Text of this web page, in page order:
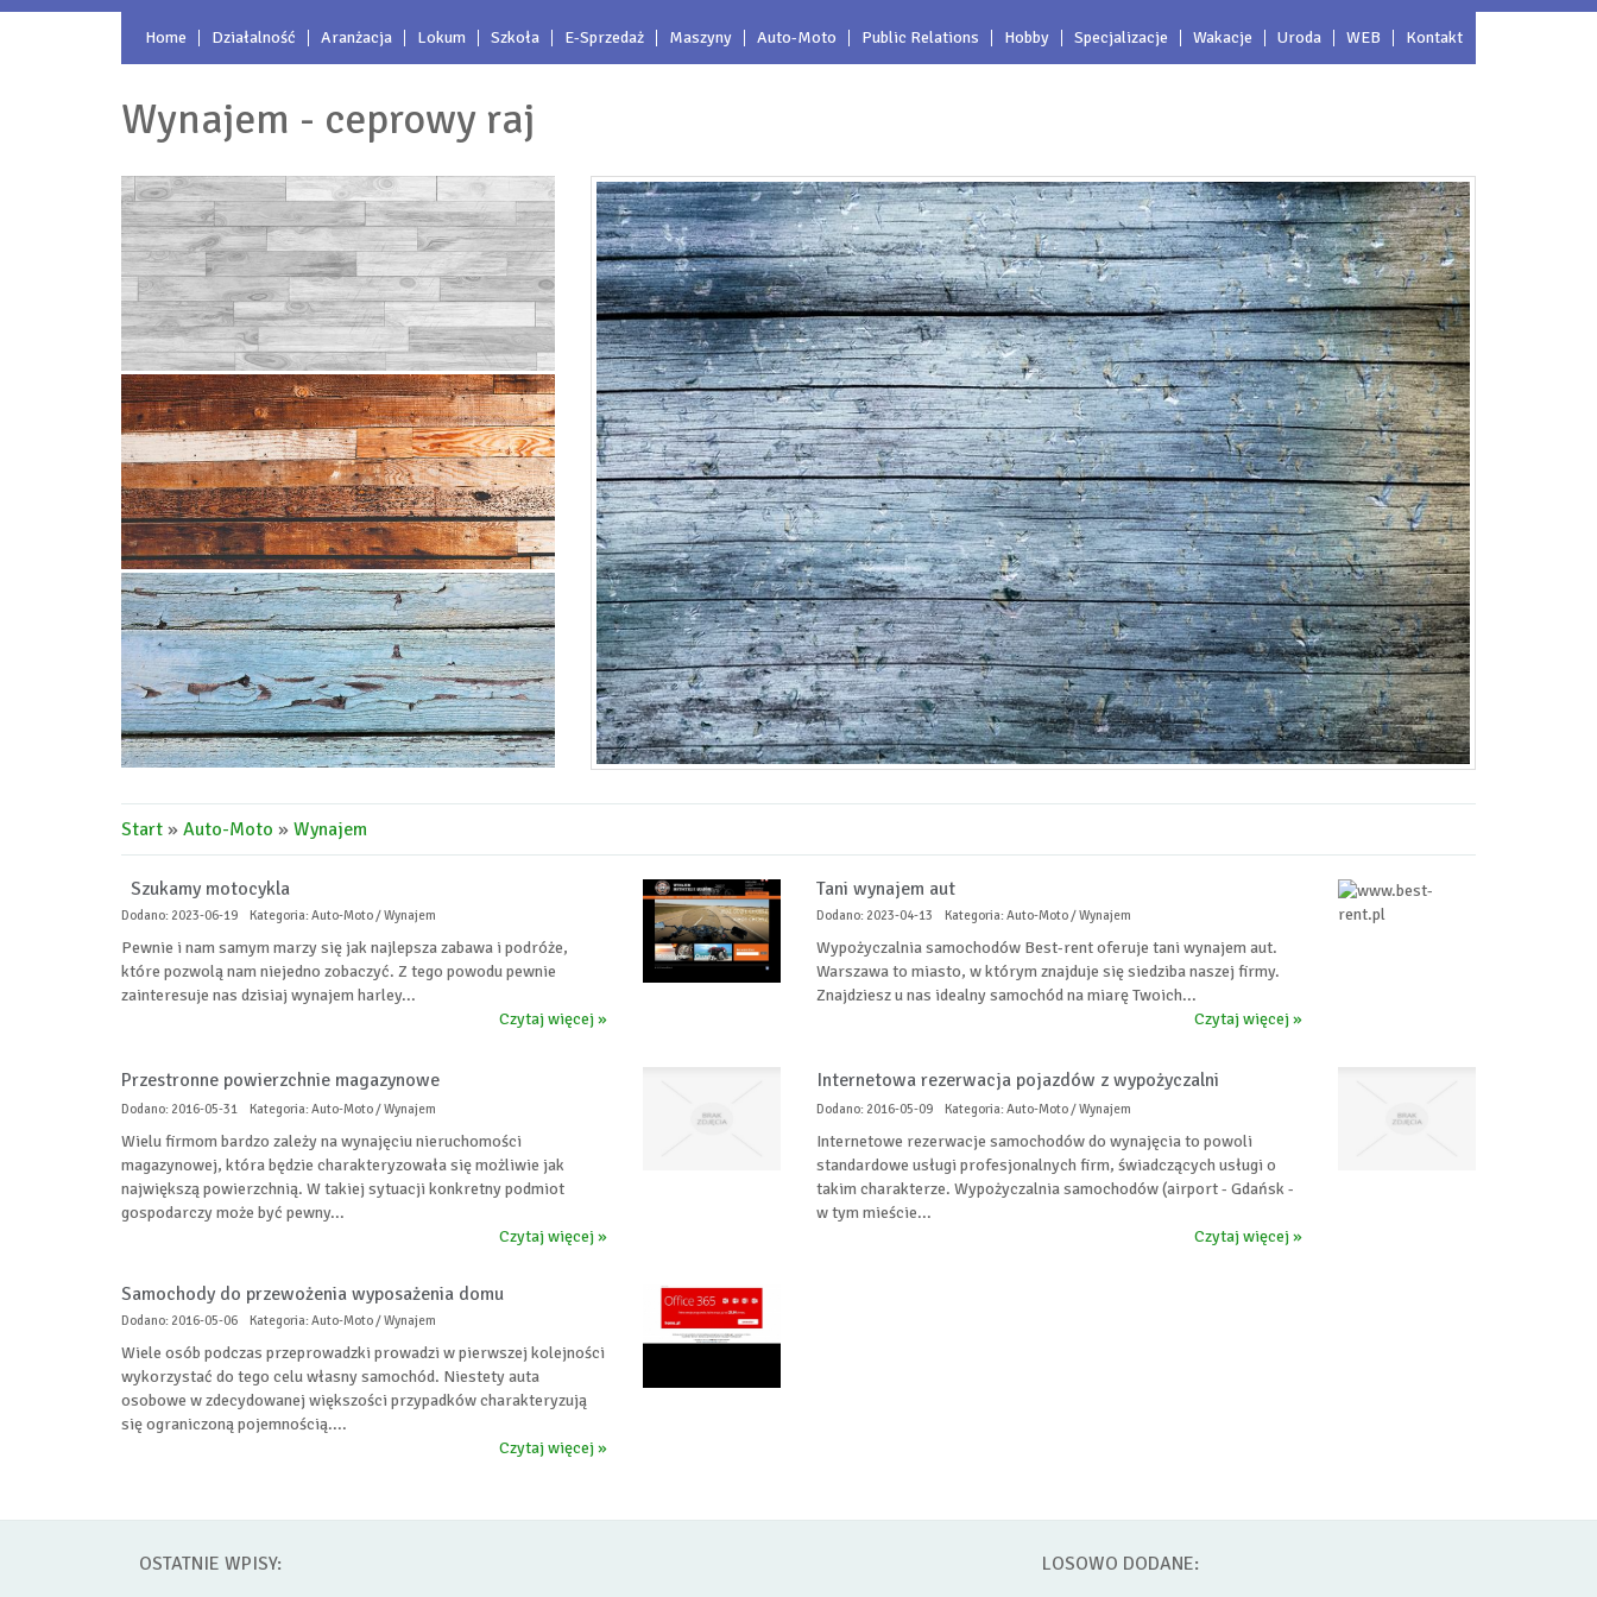
Home Działalność Aranżacja Lokum Szkoła E-Sprzedaż Maszyny Auto-Moto Public Relations Hobby Specjalizacje Wakacje Uroda WEB Kontakt
Wynajem - ceprowy raj
Start » Auto-Moto » Wynajem
Szukamy motocykla
Dodano: 2023-06-19 Kategoria: Auto-Moto / Wynajem
Pewnie i nam samym marzy się jak najlepsza zabawa i podróże,
które pozwolą nam niejedno zobaczyć. Z tego powodu pewnie
zainteresuje nas dzisiaj wynajem harley...
Czytaj więcej »
Tani wynajem aut
Dodano: 2023-04-13 Kategoria: Auto-Moto / Wynajem
Wypożyczalnia samochodów Best-rent oferuje tani wynajem aut.
Warszawa to miasto, w którym znajduje się siedziba naszej firmy.
Znajdziesz u nas idealny samochód na miarę Twoich...
Czytaj więcej »
Przestronne powierzchnie magazynowe
Dodano: 2016-05-31 Kategoria: Auto-Moto / Wynajem
Wielu firmom bardzo zależy na wynajęciu nieruchomości
magazynowej, która będzie charakteryzowała się możliwie jak
największą powierzchnią. W takiej sytuacji konkretny podmiot
gospodarczy może być pewny...
Czytaj więcej »
Internetowa rezerwacja pojazdów z wypożyczalni
Dodano: 2016-05-09 Kategoria: Auto-Moto / Wynajem
Internetowe rezerwacje samochodów do wynajęcia to powoli
standardowe usługi profesjonalnych firm, świadczących usługi o
takim charakterze. Wypożyczalnia samochodów (airport - Gdańsk -
w tym mieście...
Czytaj więcej »
Samochody do przewożenia wyposażenia domu
Dodano: 2016-05-06 Kategoria: Auto-Moto / Wynajem
Wiele osób podczas przeprowadzki prowadzi w pierwszej kolejności
wykorzystać do tego celu własny samochód. Niestety auta
osobowe w zdecydowanej większości przypadków charakteryzują
się ograniczoną pojemnością....
Czytaj więcej »
OSTATNIE WPISY: LOSOWO DODANE: